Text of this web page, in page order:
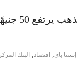
نشرة
إنستا باي, اقتصاد, البنك